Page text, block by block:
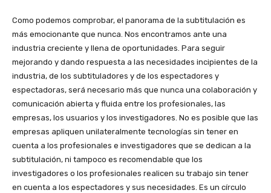
Como podemos comprobar, el panorama de la subtitulación es
más emocionante que nunca. Nos encontramos ante una
industria creciente y llena de oportunidades. Para seguir
mejorando y dando respuesta a las necesidades incipientes de la
industria, de los subtituladores y de los espectadores y
espectadoras, será necesario más que nunca una colaboración y
comunicación abierta y fluida entre los profesionales, las
empresas, los usuarios y los investigadores. No es posible que las
empresas apliquen unilateralmente tecnologías sin tener en
cuenta a los profesionales e investigadores que se dedican a la
subtitulación, ni tampoco es recomendable que los
investigadores o los profesionales realicen su trabajo sin tener
en cuenta a los espectadores y sus necesidades. Es un círculo